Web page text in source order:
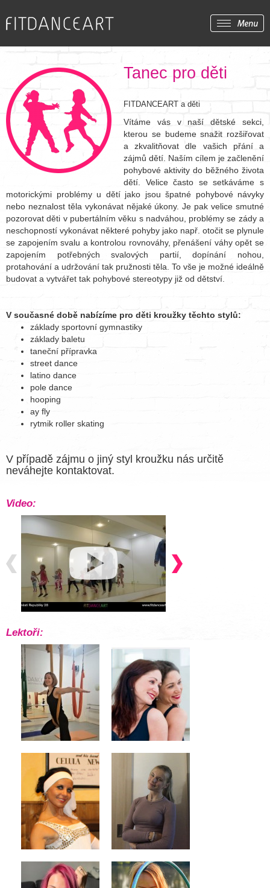
Tanec pro děti
FITDANCEART a děti
Vítáme vás v naší dětské sekci,
kterou se budeme snažit rozšiřovat
a zkvalitňovat dle vašich přání a
zájmů dětí. Naším cílem je začlenění
pohybové aktivity do běžného života
dětí. Velice často se setkáváme s
motorickými problémy u dětí jako jsou špatné pohybové návyky
nebo neznalost těla vykonávat nějaké úkony. Je pak velice smutné
pozorovat děti v pubertálním věku s nadváhou, problémy se zády a
neschopností vykonávat některé pohyby jako např. otočit se plynule
se zapojením svalu a kontrolou rovnováhy, přenášení váhy opět se
zapojením potřebných svalových partií, dopínání nohou,
protahování a udržování tak pružnosti těla. To vše je možné ideálně
budovat a vytvářet tak pohybové stereotypy již od dětství.
V současné době nabízíme pro děti kroužky těchto stylů:
základy sportovní gymnastiky
základy baletu
taneční přípravka
street dance
latino dance
pole dance
hooping
ay fly
rytmik roller skating
V případě zájmu o jiný styl kroužku nás určitě
neváhejte kontaktovat.
Video:
Lektoři: